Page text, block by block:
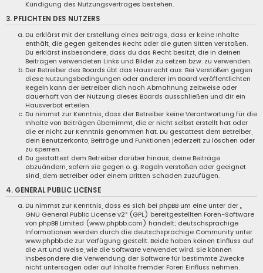
Kündigung des Nutzungsvertrages bestehen.
3. PFLICHTEN DES NUTZERS
Du erklärst mit der Erstellung eines Beitrags, dass er keine Inhalte
enthält, die gegen geltendes Recht oder die guten Sitten verstoßen.
Du erklärst insbesondere, dass du das Recht besitzt, die in deinen
Beiträgen verwendeten Links und Bilder zu setzen bzw. zu verwenden.
Der Betreiber des Boards übt das Hausrecht aus. Bei Verstößen gegen
diese Nutzungsbedingungen oder anderer im Board veröffentlichten
Regeln kann der Betreiber dich nach Abmahnung zeitweise oder
dauerhaft von der Nutzung dieses Boards ausschließen und dir ein
Hausverbot erteilen.
Du nimmst zur Kenntnis, dass der Betreiber keine Verantwortung für die
Inhalte von Beiträgen übernimmt, die er nicht selbst erstellt hat oder
die er nicht zur Kenntnis genommen hat. Du gestattest dem Betreiber,
dein Benutzerkonto, Beiträge und Funktionen jederzeit zu löschen oder
zu sperren.
Du gestattest dem Betreiber darüber hinaus, deine Beiträge
abzuändern, sofern sie gegen o. g. Regeln verstoßen oder geeignet
sind, dem Betreiber oder einem Dritten Schaden zuzufügen.
4. GENERAL PUBLIC LICENSE
Du nimmst zur Kenntnis, dass es sich bei phpBB um eine unter der „
GNU General Public License v2“ (GPL) bereitgestellten Foren-Software
von phpBB Limited (www.phpbb.com) handelt; deutschsprachige
Informationen werden durch die deutschsprachige Community unter
www.phpbb.de zur Verfügung gestellt. Beide haben keinen Einfluss auf
die Art und Weise, wie die Software verwendet wird. Sie können
insbesondere die Verwendung der Software für bestimmte Zwecke
nicht untersagen oder auf Inhalte fremder Foren Einfluss nehmen.